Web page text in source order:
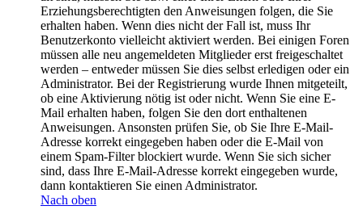
Erziehungsberechtigten den Anweisungen folgen, die Sie
erhalten haben. Wenn dies nicht der Fall ist, muss Ihr
Benutzerkonto vielleicht aktiviert werden. Bei einigen Foren
müssen alle neu angemeldeten Mitglieder erst freigeschaltet
werden – entweder müssen Sie dies selbst erledigen oder ein
Administrator. Bei der Registrierung wurde Ihnen mitgeteilt,
ob eine Aktivierung nötig ist oder nicht. Wenn Sie eine E-
Mail erhalten haben, folgen Sie den dort enthaltenen
Anweisungen. Ansonsten prüfen Sie, ob Sie Ihre E-Mail-
Adresse korrekt eingegeben haben oder die E-Mail von
einem Spam-Filter blockiert wurde. Wenn Sie sich sicher
sind, dass Ihre E-Mail-Adresse korrekt eingegeben wurde,
dann kontaktieren Sie einen Administrator.
Nach oben